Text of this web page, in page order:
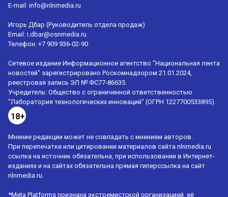
E-mail: info@nlnmedia.ru
Игорь Дбар (Руководитель отдела продаж)
Email: i.dbar@osnmedia.ru
Телефон: +7 909 936-02-90
Сетевое издание Информационное агентство "Национальная лента
новостей" зарегистрировано Роскомнадзором 21.01.2024,
реестровая запись ЭЛ № ФС77-86635.
Учредитель: Общество с ограниченной ответственностью
"Лаборатория технологических инноваций" (ОГРН 1227700533895).
18+
Мнение редакции может не совпадать с мнением авторов.
При перепечатке или цитировании материалов сайта nlnmedia.ru
ссылка на источник обязательна, при использовании в Интернет-
изданиях и на сайтах обязательна прямая гиперссылка на сайт
nlnmedia.ru.
*Meta Platforms признана экстремистской организацией, её